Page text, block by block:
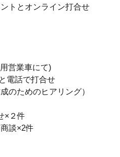
トとオンライン打合せ
営業車にて)
電話で打合せ
のためのヒアリング）
×２件
談×2件